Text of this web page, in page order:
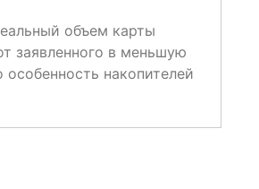
объем карты
заявленного в меньшую
особенность накопителей